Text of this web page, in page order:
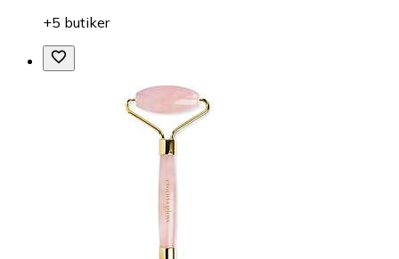
+5 butiker